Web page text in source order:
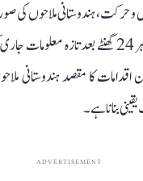
حرکت، ہندوستانی ملاحوں کی
جانی نقصان سے متعلق ہر 24 گھنٹے بعد
کا مقصد ہندوستانی
بنانا ہے۔
ADVERTISEMENT